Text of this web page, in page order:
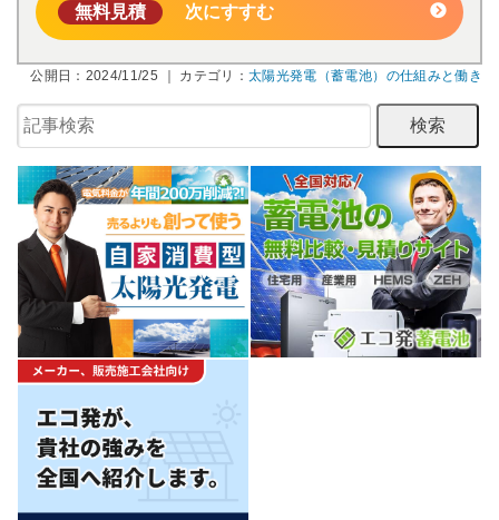
無料見積 次にすすむ
公開日：2024/11/25 ｜ カテゴリ： 太陽光発電（蓄電池）の仕組みと働き